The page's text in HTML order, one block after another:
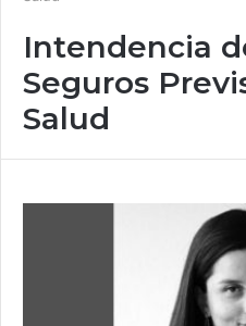
Intendencia
Seguros
Salud